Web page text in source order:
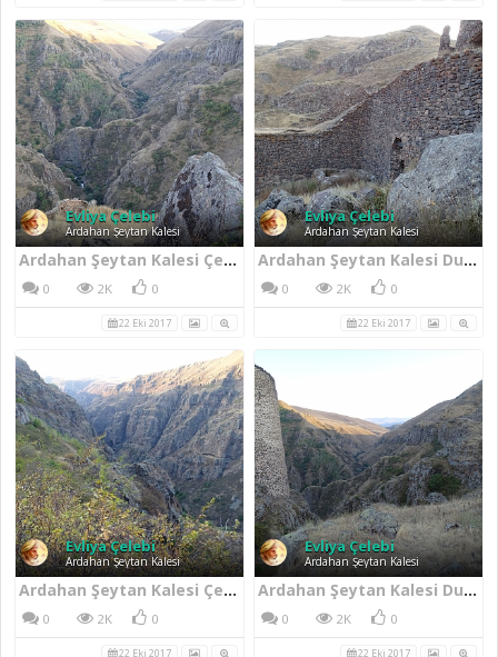
Evliya Çelebi
Ardahan Şeytan Kalesi
Ardahan Şeytan Kalesi Çevresi
0 2K 0
22 Eki 2017
Evliya Çelebi
Ardahan Şeytan Kalesi
Ardahan Şeytan Kalesi Duvarları
0 2K 0
22 Eki 2017
Evliya Çelebi
Ardahan Şeytan Kalesi
Ardahan Şeytan Kalesi Çevresi
0 2K 0
22 Eki 2017
Evliya Çelebi
Ardahan Şeytan Kalesi
Ardahan Şeytan Kalesi Duvarları
0 2K 0
22 Eki 2017